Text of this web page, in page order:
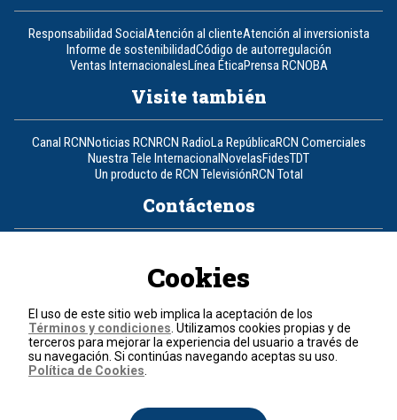
Responsabilidad SocialAtención al clienteAtención al inversionista
Informe de sostenibilidadCódigo de autorregulación
Ventas InternacionalesLínea ÉticaPrensa RCNOBA
Visite también
Canal RCNNoticias RCNRCN RadioLa RepúblicaRCN Comerciales
Nuestra Tele InternacionalNovelasFidesTDT
Un producto de RCN TelevisiónRCN Total
Contáctenos
Política de cookies
Términos y condiciones
© 2026, RCN Medios.
Todos los derechos reservados.
Cookies
El uso de este sitio web implica la aceptación de los
Términos y condiciones . Utilizamos cookies propias y de
terceros para mejorar la experiencia del usuario a través de
su navegación. Si continúas navegando aceptas su uso.
Política de Cookies